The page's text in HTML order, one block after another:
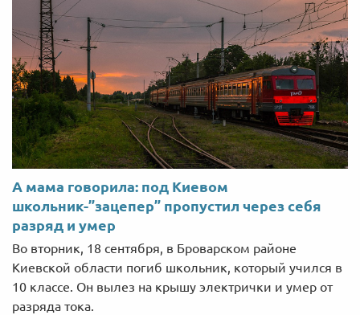
А мама говорила: под Киевом
школьник-”зацепер” пропустил через себя
разряд и умер
Во вторник, 18 сентября, в Броварском районе
Киевской области погиб школьник, который учился в
10 классе. Он вылез на крышу электрички и умер от
разряда тока.